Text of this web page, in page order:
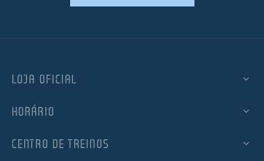
LOJA OFICIAL
HORÁRIO
CENTRO DE TREINOS